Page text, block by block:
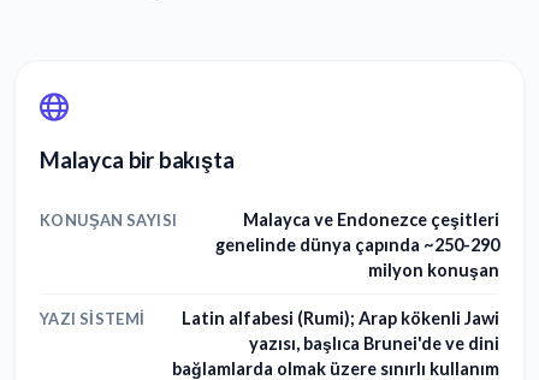
Malayca bir bakışta
KONUŞAN SAYISI
Malayca ve Endonezce çeşitleri
genelinde dünya çapında ~250-290
milyon konuşan
YAZI SISTEMI
Latin alfabesi (Rumi); Arap kökenli Jawi
yazısı, başlıca Brunei'de ve dini
bağlamlarda olmak üzere sınırlı kullanım